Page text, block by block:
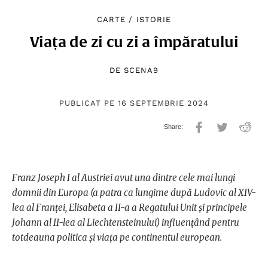
CARTE / ISTORIE
Viața de zi cu zi a împăratului
DE SCENA9
PUBLICAT PE 16 SEPTEMBRIE 2024
Franz Joseph I al Austriei avut una dintre cele mai lungi
domnii din Europa (a patra ca lungime după Ludovic al XIV-
lea al Franței, Elisabeta a II-a a Regatului Unit și principele
Johann al II-lea al Liechtensteinului) influențând pentru
totdeauna politica și viața pe continentul european.